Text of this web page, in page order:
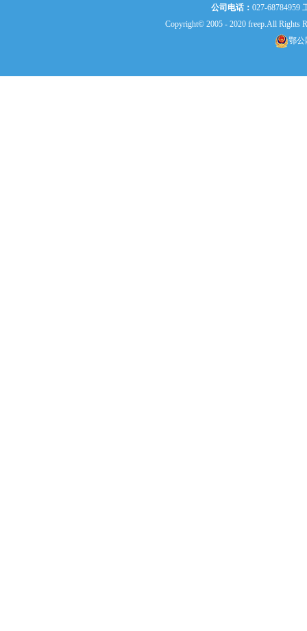
公司电话： 027-68784959
Copyright© 2005 - 2020 freep.All Rights
鄂公